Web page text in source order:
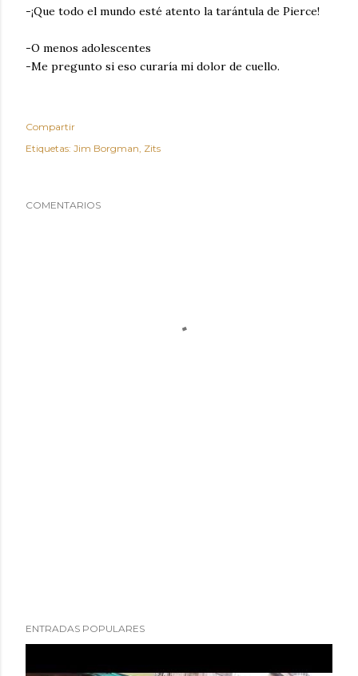
-¡Que todo el mundo esté atento la tarántula de Pierce!
-O menos adolescentes
-Me pregunto si eso curaría mi dolor de cuello.
Compartir
Etiquetas: Jim Borgman Zits
COMENTARIOS
ENTRADAS POPULARES